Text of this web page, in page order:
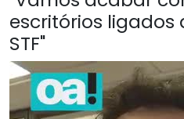
escritórios ligados
STF"